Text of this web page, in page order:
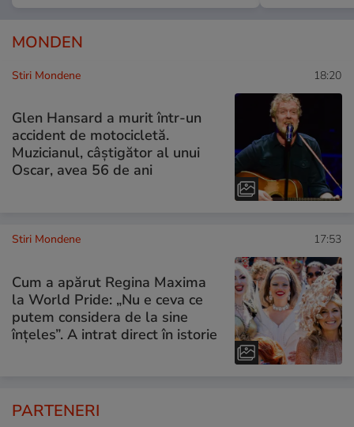
MONDEN
Stiri Mondene 18:20
Glen Hansard a murit într-un
accident de motocicletă.
Muzicianul, câștigător al unui
Oscar, avea 56 de ani
Stiri Mondene 17:53
Cum a apărut Regina Maxima
la World Pride: „Nu e ceva ce
putem considera de la sine
înțeles”. A intrat direct în istorie
PARTENERI